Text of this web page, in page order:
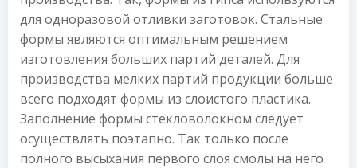
для одноразовой отливки заготовок. Стальные
формы являются оптимальным решением
изготовления больших партий деталей. Для
производства мелких партий продукции больше
всего подходят формы из слоистого пластика.
Заполнение формы стекловолокном следует
осуществлять поэтапно. Так только после
полного высыхания первого слоя смолы на него